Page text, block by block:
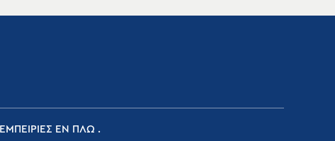
ΕΜΠΕΙΡΙΕΣ ΕΝ ΠΛΩ